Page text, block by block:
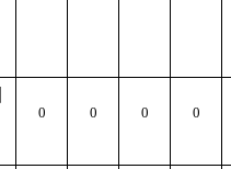
0 0 0 0